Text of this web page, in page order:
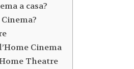
a casa?
Cinema
Theatre